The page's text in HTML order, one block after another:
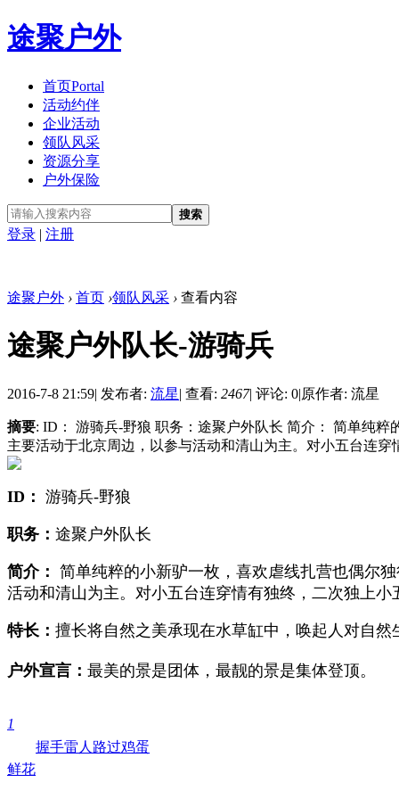
途聚户外
首页Portal
活动约伴
企业活动
领队风采
资源分享
户外保险
搜索
登录 | 注册
途聚户外 › 首页 ›领队风采 › 查看内容
途聚户外队长-游骑兵
2016-7-8 21:59| 发布者: 流星| 查看: 2467| 评论: 0|原作者: 流星
摘要: ID： 游骑兵-野狼 职务：途聚户外队长 简介： 简单纯
主要活动于北京周边，以参与活动和清山为主。对小五台连穿
ID： 游骑兵-野狼
职务： 途聚户外队长
简介： 简单纯粹的小新驴一枚，喜欢虐线扎营也偶尔
活动和清山为主。对小五台连穿情有独终，二次独上小
特长： 擅长将自然之美承现在水草缸中，唤起人对自然
户外宣言： 最美的景是团体，最靓的景是集体登顶。
1
鲜花
握手雷人 路过鸡蛋